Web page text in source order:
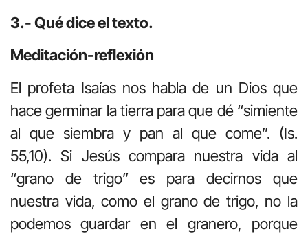
3.- Qué dice el texto.
Meditación-reflexión
El profeta Isaías nos habla de un Dios que
hace germinar la tierra para que dé “simiente
al que siembra y pan al que come”. (Is.
55,10). Si Jesús compara nuestra vida al
“grano de trigo” es para decirnos que
nuestra vida, como el grano de trigo, no la
podemos guardar en el granero, porque